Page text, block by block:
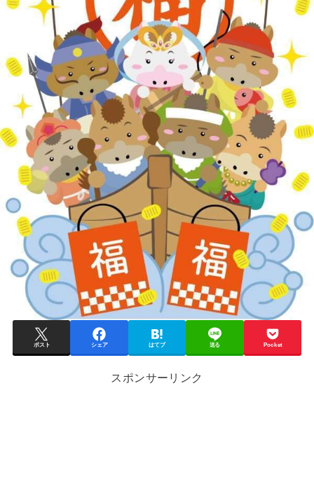
ポスト シェア はてブ 送る Pocket
スポンサーリンク